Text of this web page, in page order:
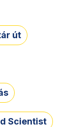
út
Scientist